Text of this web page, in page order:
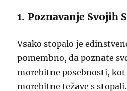
1. Poznavanje Svojih
Vsako stopalo je
pomembno, da poznate
morebitne posebnosti,
morebitne težave s